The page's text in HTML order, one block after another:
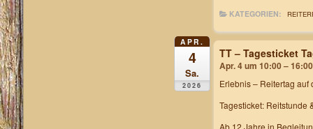
KATEGORIEN:
APR.
4
Sa.
2026
TT – Tagesticket
Apr. 4 um 10:00 – 16:00
Erlebnis – Reitertag auf
Tagesticket: Reitstunde
Ab 12 Jahre in